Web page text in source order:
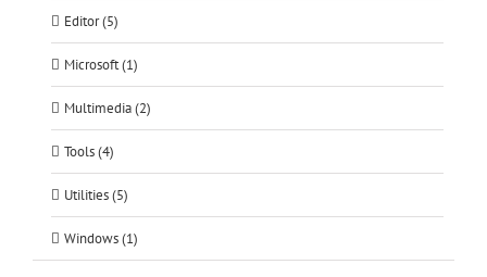
Editor (5)
Microsoft (1)
Multimedia (2)
Tools (4)
Utilities (5)
Windows (1)